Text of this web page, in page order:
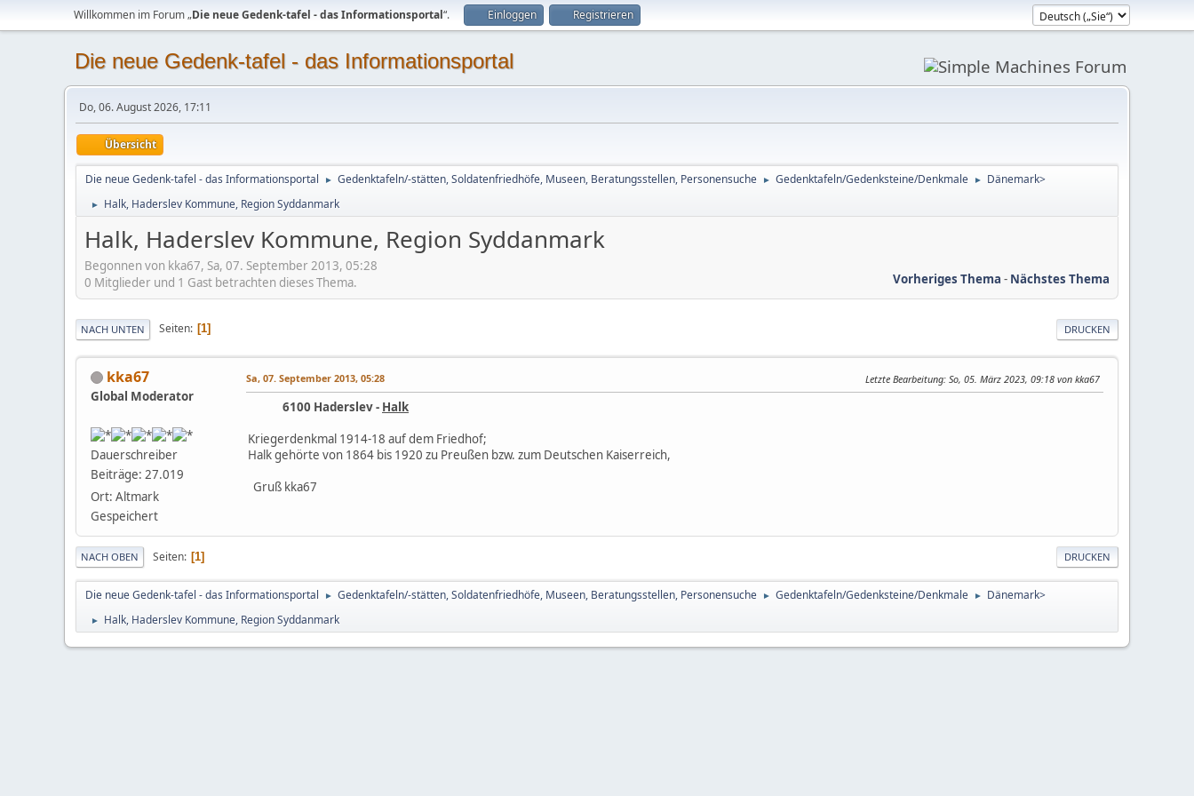
Willkommen im Forum „Die neue Gedenk-tafel - das Informationsportal“. Einloggen Registrieren
Die neue Gedenk-tafel - das Informationsportal
Do, 06. August 2026, 17:11
Übersicht
Die neue Gedenk-tafel - das Informationsportal ► Gedenktafeln/-stätten, Soldatenfriedhöfe, Museen, Beratungsstellen, Personensuche ► Gedenktafeln/Gedenksteine/Denkmale ► Dänemark>
► Halk, Haderslev Kommune, Region Syddanmark
Halk, Haderslev Kommune, Region Syddanmark
Begonnen von kka67, Sa, 07. September 2013, 05:28
Vorheriges Thema - Nächstes Thema
0 Mitglieder und 1 Gast betrachten dieses Thema.
DRUCKEN
NACH UNTEN Seiten 1
kka67
Global Moderator
Dauerschreiber
Beiträge: 27.019
Ort: Altmark
Gespeichert
Sa, 07. September 2013, 05:28 Letzte Bearbeitung: So, 05. März 2023, 09:18 von kka67
6100 Haderslev - Halk
Kriegerdenkmal 1914-18 auf dem Friedhof;
Halk gehörte von 1864 bis 1920 zu Preußen bzw. zum Deutschen Kaiserreich,
Gruß kka67
DRUCKEN
NACH OBEN Seiten 1
Die neue Gedenk-tafel - das Informationsportal ► Gedenktafeln/-stätten, Soldatenfriedhöfe, Museen, Beratungsstellen, Personensuche ► Gedenktafeln/Gedenksteine/Denkmale ► Dänemark>
► Halk, Haderslev Kommune, Region Syddanmark